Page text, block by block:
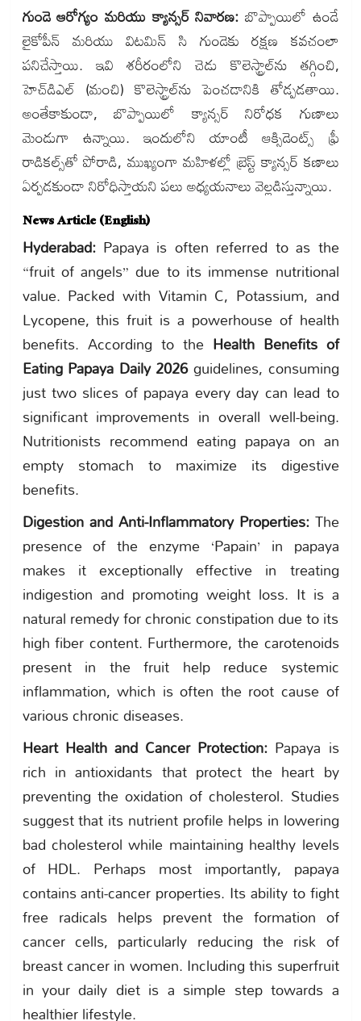
గుండె ఆరోగ్యం మరియు క్యాన్సర్ నివారణ: బొప్పాయిలో ఉండే
లైకోపీన్ మరియు విటమిన్ సి గుండెకు రక్షణ కవచంలా
పనిచేస్తాయి. ఇవి శరీరంలోని చెడు కొలెస్ట్రాల్‌ను తగ్గించి,
హెచ్‌డిఎల్ (మంచి) కొలెస్ట్రాల్‌ను పెంచడానికి తోడ్పడతాయి.
అంతేకాకుండా, బొప్పాయిలో క్యాన్సర్ నిరోధక గుణాలు
మెండుగా ఉన్నాయి. ఇందులోని యాంటీ ఆక్సిడెంట్స్ ఫ్రీ
రాడికల్స్‌తో పోరాడి, ముఖ్యంగా మహిళల్లో బ్రెస్ట్ క్యాన్సర్ కణాలు
ఏర్పడకుండా నిరోధిస్తాయని పలు అధ్యయనాలు వెల్లడిస్తున్నాయి.
News Article (English)
Hyderabad:Papaya is often referred to as the
“fruit of angels” due to its immense nutritional
value. Packed with Vitamin C, Potassium, and
Lycopene, this fruit is a powerhouse of health
benefits. According to the Health Benefits of
Eating Papaya Daily 2026guidelines, consuming
just two slices of papaya every day can lead to
significant improvements in overall well-being.
Nutritionists recommend eating papaya on an
empty stomach to maximize its digestive
benefits.
Digestion and Anti-Inflammatory Properties:The
presence of the enzyme ‘Papain’ in papaya
makes it exceptionally effective in treating
indigestion and promoting weight loss. It is a
natural remedy for chronic constipation due to its
high fiber content. Furthermore, the carotenoids
present in the fruit help reduce systemic
inflammation, which is often the root cause of
various chronic diseases.
Heart Health and Cancer Protection: Papaya is
rich in antioxidants that protect the heart by
preventing the oxidation of cholesterol. Studies
suggest that its nutrient profile helps in lowering
bad cholesterol while maintaining healthy levels
of HDL. Perhaps most importantly, papaya
contains anti-cancer properties. Its ability to fight
free radicals helps prevent the formation of
cancer cells, particularly reducing the risk of
breast cancer in women. Including this superfruit
in your daily diet is a simple step towards a
healthier lifestyle.